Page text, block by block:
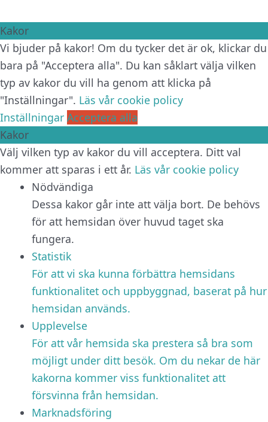
Kakor
Vi bjuder på kakor! Om du tycker det är ok, klickar du
bara på "Acceptera alla". Du kan såklart välja vilken
typ av kakor du vill ha genom att klicka på
"Inställningar". Läs vår cookie policy
Inställningar Acceptera alla
Kakor
Välj vilken typ av kakor du vill acceptera. Ditt val
kommer att sparas i ett år. Läs vår cookie policy
Nödvändiga
Dessa kakor går inte att välja bort. De behövs
för att hemsidan över huvud taget ska
fungera.
Statistik
För att vi ska kunna förbättra hemsidans
funktionalitet och uppbyggnad, baserat på hur
hemsidan används.
Upplevelse
För att vår hemsida ska prestera så bra som
möjligt under ditt besök. Om du nekar de här
kakorna kommer viss funktionalitet att
försvinna från hemsidan.
Marknadsföring